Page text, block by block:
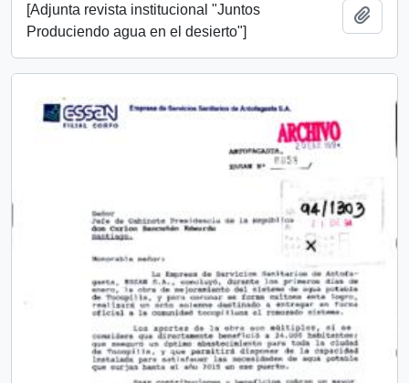
[Adjunta revista institucional "Juntos
Produciendo agua en el desierto"]